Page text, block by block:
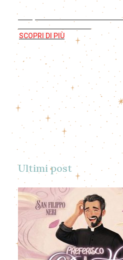
Scopri il nostro libro
S.Messa ai bambini
SCOPRI DI PIÙ
Ultimi post